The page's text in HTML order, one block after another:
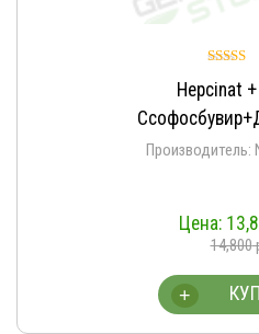
5.00
из 5
Hepcinat
Производитель:
14,800
+